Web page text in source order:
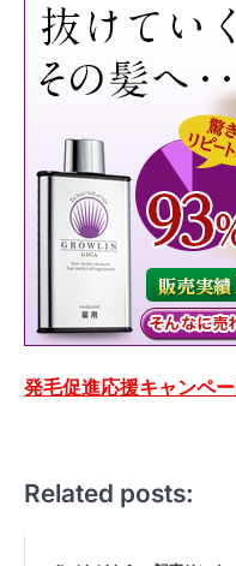
発毛促進応援キャンペ
Related posts: